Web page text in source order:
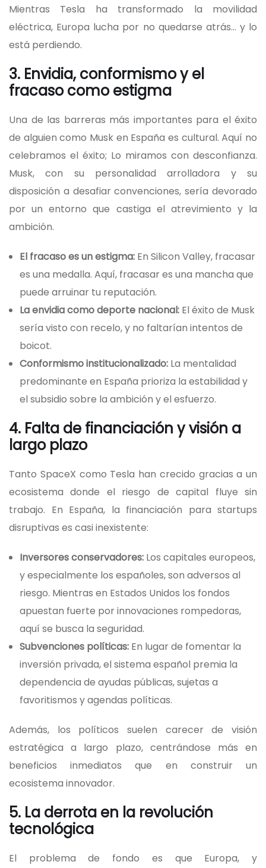
Mientras Tesla ha transformado la movilidad
eléctrica, Europa lucha por no quedarse atrás… y lo
está perdiendo.
3. Envidia, conformismo y el
fracaso como estigma
Una de las barreras más importantes para el éxito
de alguien como Musk en España es cultural. Aquí no
celebramos el éxito; Lo miramos con desconfianza.
Musk, con su personalidad arrolladora y su
disposición a desafiar convenciones, sería devorado
por un entorno que castiga el atrevimiento y la
ambición.
El fracaso es un estigma: En Silicon Valley, fracasar
es una medalla. Aquí, fracasar es una mancha que
puede arruinar tu reputación.
La envidia como deporte nacional: El éxito de Musk
sería visto con recelo, y no faltarían intentos de
boicot.
Conformismo institucionalizado: La mentalidad
predominante en España prioriza la estabilidad y
el subsidio sobre la ambición y el esfuerzo.
4. Falta de financiación y visión a
largo plazo
Tanto SpaceX como Tesla han crecido gracias a un
ecosistema donde el riesgo de capital fluye sin
trabajo. En España, la financiación para startups
disruptivas es casi inexistente:
Inversores conservadores: Los capitales europeos,
y especialmente los españoles, son adversos al
riesgo. Mientras en Estados Unidos los fondos
apuestan fuerte por innovaciones rompedoras,
aquí se busca la seguridad.
Subvenciones políticas: En lugar de fomentar la
inversión privada, el sistema español premia la
dependencia de ayudas públicas, sujetas a
favoritismos y agendas políticas.
Además, los políticos suelen carecer de visión
estratégica a largo plazo, centrándose más en
beneficios inmediatos que en construir un
ecosistema innovador.
5. La derrota en la revolución
tecnológica
El problema de fondo es que Europa, y